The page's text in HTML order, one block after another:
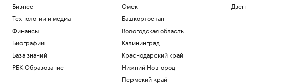
Бизнес
Технологии и медиа
Финансы
Биографии
База знаний
РБК Образование
Омск
Башкортостан
Вологодская область
Калининград
Краснодарский край
Нижний Новгород
Пермский край
Дзен